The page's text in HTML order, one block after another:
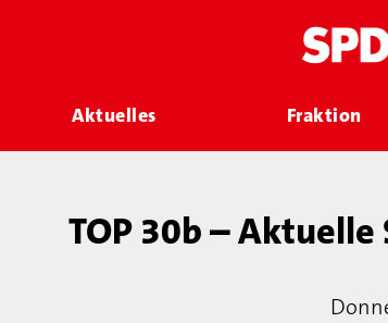
Aktuelles Fraktion
TOP 30b – Aktuelle